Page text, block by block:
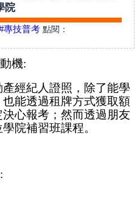
院
專技普考 點閱：
機:
經紀人證照，除了能學
能透過租牌方式獲取額
心報考；然而透過朋友
學院補習班課程。